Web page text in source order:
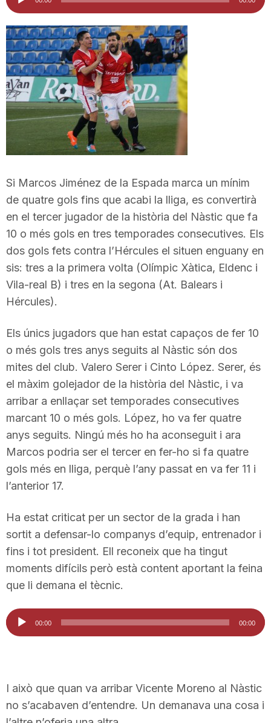
i
u
t
d
T
r
a
o
n
d'àudio
Si Marcos Jiménez de la Espada marca un mínim
de quatre gols fins que acabi la lliga, es convertirà
en el tercer jugador de la història del Nàstic que fa
10 o més gols en tres temporades consecutives. Els
dos gols fets contra l’Hércules el situen enguany en
sis: tres a la primera volta (Olímpic Xàtica, Eldenc i
Vila-real B) i tres en la segona (At. Balears i
Hércules).
Els únics jugadors que han estat capaços de fer 10
o més gols tres anys seguits al Nàstic són dos
mites del club. Valero Serer i Cinto López. Serer, és
el màxim golejador de la història del Nàstic, i va
arribar a enllaçar set temporades consecutives
marcant 10 o més gols. López, ho va fer quatre
anys seguits. Ningú més ho ha aconseguit i ara
Marcos podria ser el tercer en fer-ho si fa quatre
gols més en lliga, perquè l’any passat en va fer 11 i
l’anterior 17.
Ha estat criticat per un sector de la grada i han
sortit a defensar-lo companys d’equip, entrenador i
fins i tot president. Ell reconeix que ha tingut
moments difícils però està content aportant la feina
que li demana el tècnic.
Reproductor
d'àudio
00:00 00:00
I això que quan va arribar Vicente Moreno al Nàstic
no s’acabaven d’entendre. Un demanava una cosa i